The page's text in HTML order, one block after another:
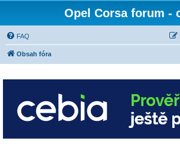
Opel Corsa forum -
FAQ
Obsah fóra